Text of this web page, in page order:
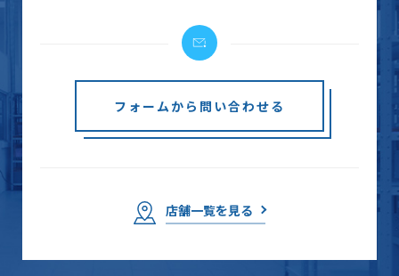
フォームから問い合わせる
店舗一覧を見る